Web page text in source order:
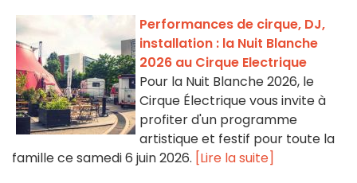
Performances de cirque, DJ,
installation : la Nuit Blanche
2026 au Cirque Electrique
Pour la Nuit Blanche 2026, le
Cirque Électrique vous invite à
profiter d'un programme
artistique et festif pour toute la
famille ce samedi 6 juin 2026. [Lire la suite]